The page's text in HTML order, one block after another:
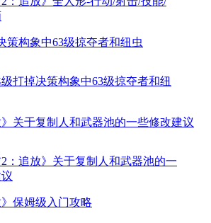
策构象中63级掠夺者和纽虫
》关于复制人和武器池的一些修改建议
》保姆级入门攻略